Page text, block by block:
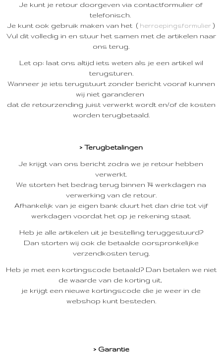
Je kunt je retour doorgeven via contactformulier of
telefonisch.
Je kunt ook gebruik maken van het ( herroepingsformulier )
Vul dit volledig in en stuur het samen met de artikelen naar
ons terug.
Let op: laat ons altijd iets weten als je een artikel wil
terugsturen.
Wanneer je iets terugstuurt zonder bericht vooraf kunnen
wij niet garanderen
dat de retourzending juist verwerkt wordt en/of de kosten
worden terugbetaald.
> Terugbetalingen
Je krijgt van ons bericht zodra we je retour hebben
verwerkt.
We storten het bedrag terug binnen 14 werkdagen na
verwerking van de retour.
Afhankelijk van je eigen bank duurt het dan drie tot vijf
werkdagen voordat het op je rekening staat.
Heb je alle artikelen uit je bestelling teruggestuurd?
Dan storten wij ook de betaalde oorspronkelijke
verzendkosten terug.
Heb je met een kortingscode betaald? Dan betalen we niet
de waarde van de korting uit,
je krijgt een nieuwe kortingscode die je weer in de
webshop kunt besteden.
> Garantie